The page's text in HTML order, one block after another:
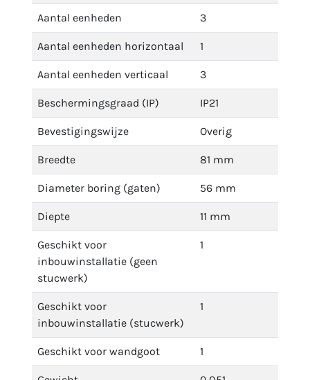
Aantal eenheden 3
Aantal eenheden horizontaal 1
Aantal eenheden verticaal 3
Beschermingsgraad (IP) IP21
Bevestigingswijze Overig
Breedte 81 mm
Diameter boring (gaten) 56 mm
Diepte 11 mm
Geschikt voor
inbouwinstallatie (geen
stucwerk)
1
Geschikt voor
inbouwinstallatie (stucwerk)
1
Geschikt voor wandgoot 1